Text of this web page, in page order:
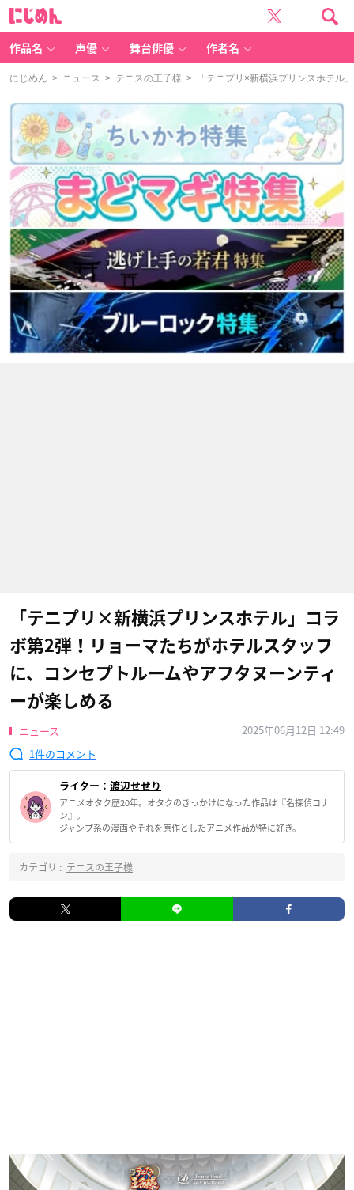
作品名 声優 舞台俳優 作者名
にじめん > ニュース > テニスの王子様 > 「テニプリ×新横浜プリンスホテル
「テニプリ×新横浜プリンスホテル」コラ
ボ第2弾！リョーマたちがホテルスタッフ
に、コンセプトルームやアフタヌーンティ
ーが楽しめる
ニュース
2025年06月12日 12:49
1
ライター： 渡辺せせり
アニメオタク歴20年。オタクのきっかけになった作品は『名探偵コナ
ン』。
ジャンプ系の漫画やそれを原作としたアニメ作品が特に好き。
カテゴリ : テニスの王子様